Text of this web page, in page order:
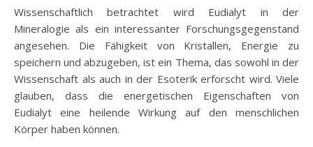
Wissenschaftlich betrachtet wird Eudialyt in der
Mineralogie als ein interessanter Forschungsgegenstand
angesehen. Die Fähigkeit von Kristallen, Energie zu
speichern und abzugeben, ist ein Thema, das sowohl in der
Wissenschaft als auch in der Esoterik erforscht wird. Viele
glauben, dass die energetischen Eigenschaften von
Eudialyt eine heilende Wirkung auf den menschlichen
Körper haben können.